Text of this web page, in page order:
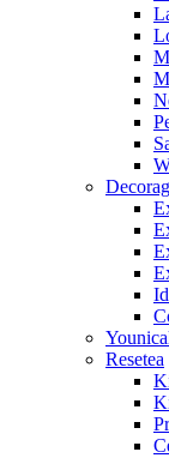
Resetea